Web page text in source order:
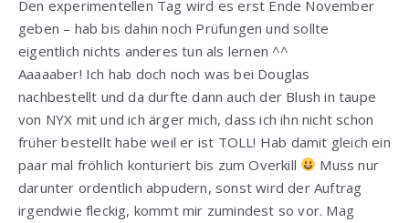
Den experimentellen Tag wird es erst Ende November
geben – hab bis dahin noch Prüfungen und sollte
eigentlich nichts anderes tun als lernen ^^
Aaaaaber! Ich hab doch noch was bei Douglas
nachbestellt und da durfte dann auch der Blush in taupe
von NYX mit und ich ärger mich, dass ich ihn nicht schon
früher bestellt habe weil er ist TOLL! Hab damit gleich ein
paar mal fröhlich konturiert bis zum Overkill
Muss nur
darunter ordentlich abpudern, sonst wird der Auftrag
irgendwie fleckig, kommt mir zumindest so vor. Mag